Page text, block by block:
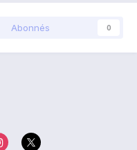
Abonnés 0